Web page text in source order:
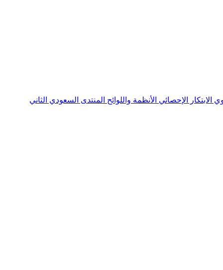
الابتكار الإحصائي الأنظمة واللوائح المنتدى السعودي الثاني